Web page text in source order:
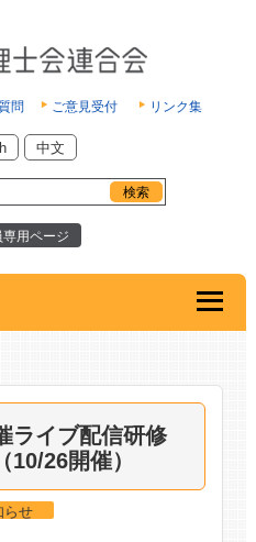
問 ご意見受付 リンク集
中文
専用ページ
ライブ配信研修
26開催）
らせ